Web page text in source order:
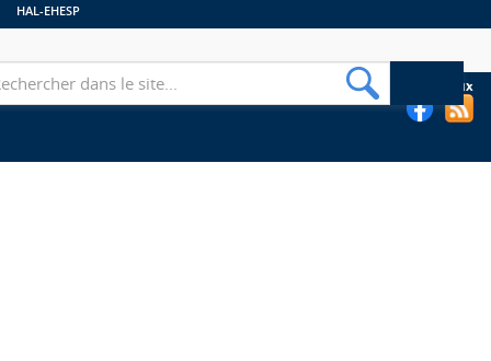
HAL-EHESP
Suivez les bibliothèques de l'EHESP sur les réseaux sociaux